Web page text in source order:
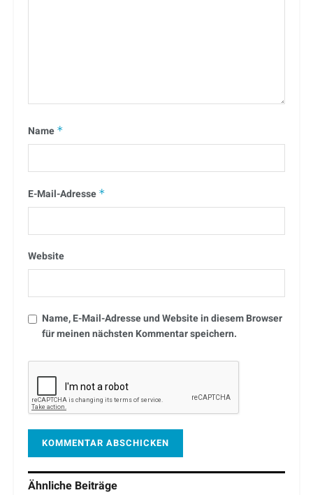
Name *
E-Mail-Adresse *
Website
Name, E-Mail-Adresse und Website in diesem Browser
für meinen nächsten Kommentar speichern.
Ähnliche Beiträge